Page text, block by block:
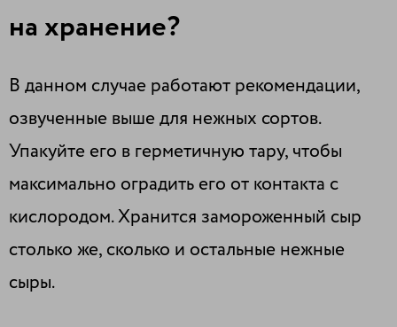
на хранение?
В данном случае работают рекомендации,
озвученные выше для нежных сортов.
Упакуйте его в герметичную тару, чтобы
максимально оградить его от контакта с
кислородом. Хранится замороженный сыр
столько же, сколько и остальные нежные
сыры.